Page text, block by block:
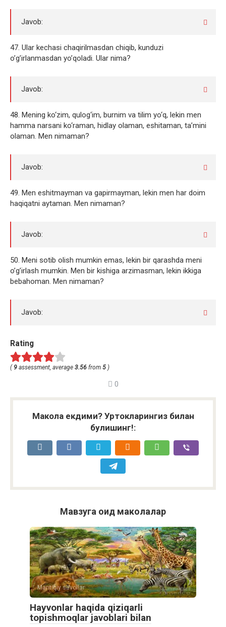
Javob:
47. Ular kechasi chaqirilmasdan chiqib, kunduzi
o’g’irlanmasdan yo’qoladi. Ular nima?
Javob:
48. Mening ko‘zim, qulog‘im, burnim va tilim yo‘q, lekin men
hamma narsani ko‘raman, hidlay olaman, eshitaman, ta’mini
olaman. Men nimaman?
Javob:
49. Men eshitmayman va gapirmayman, lekin men har doim
haqiqatni aytaman. Men nimaman?
Javob:
50. Meni sotib olish mumkin emas, lekin bir qarashda meni
o’g’irlash mumkin. Men bir kishiga arzimasman, lekin ikkiga
bebahoman. Men nimaman?
Javob:
Rating
( 9 assessment, average 3.56 from 5 )
0
Макола екдими? Уртокларингиз билан
булишинг!:
Мавзуга оид маколалар
Mantiqiy savollar
Hayvonlar haqida qiziqarli
topishmoqlar javoblari bilan